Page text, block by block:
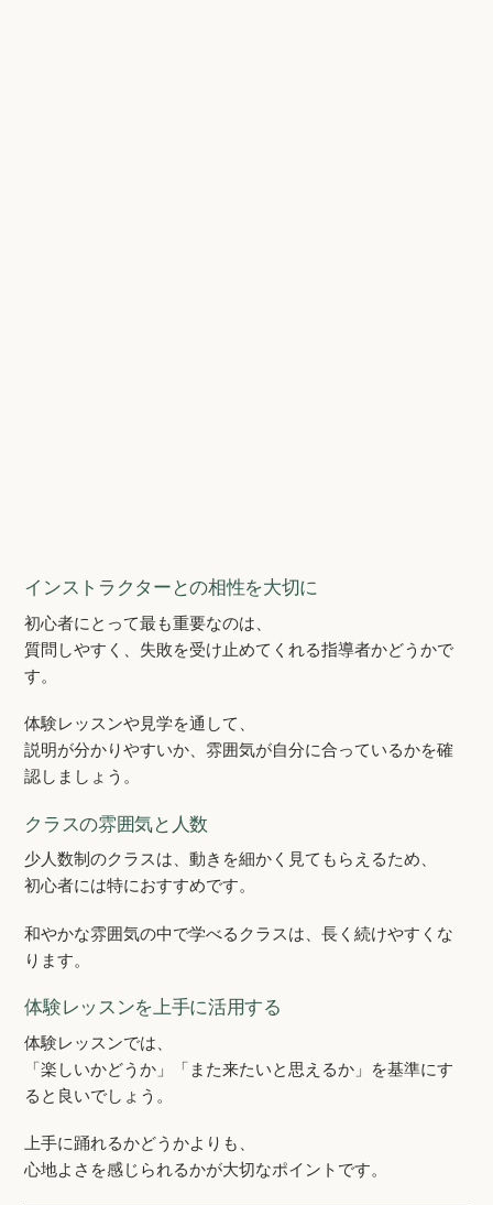
インストラクターとの相性を大切に
初心者にとって最も重要なのは、
質問しやすく、失敗を受け止めてくれる指導者かどうかで
す。
体験レッスンや見学を通して、
説明が分かりやすいか、雰囲気が自分に合っているかを確
認しましょう。
クラスの雰囲気と人数
少人数制のクラスは、動きを細かく見てもらえるため、
初心者には特におすすめです。
和やかな雰囲気の中で学べるクラスは、長く続けやすくな
ります。
体験レッスンを上手に活用する
体験レッスンでは、
「楽しいかどうか」「また来たいと思えるか」を基準にす
ると良いでしょう。
上手に踊れるかどうかよりも、
心地よさを感じられるかが大切なポイントです。